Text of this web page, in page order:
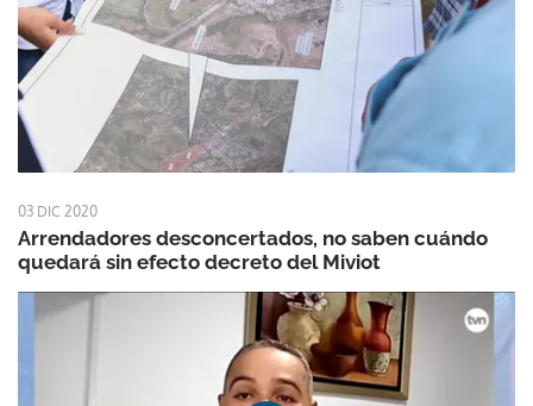
03 DIC 2020
Arrendadores desconcertados, no saben cuándo
quedará sin efecto decreto del Miviot